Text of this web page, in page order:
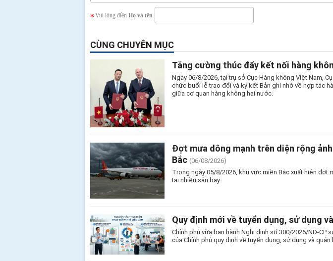
Vui lòng điền Họ và tên
CÙNG CHUYÊN MỤC
Tăng cường thúc đẩy kết nối hàng
Ngày 06/8/2026, tại trụ sở Cục Hàng không Việt Nam,
chức buổi lễ trao đổi và ký kết Bản ghi nhớ về hợp tác
giữa cơ quan hàng không hai nước.
Đợt mưa dông mạnh trên diện rộng
Bắc (06/08/2026)
Trong ngày 05/8/2026, khu vực miền Bắc xuất hiện
tại nhiều sân bay.
Quy định mới về tuyển dụng, sử dụng
Chính phủ vừa ban hành Nghị định số 300/2026/NĐ-
của Chính phủ quy định về tuyển dụng, sử dụng và